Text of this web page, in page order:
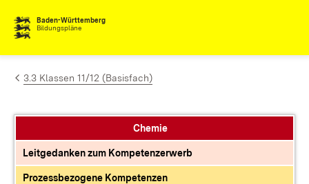
Zum Inhalt springen
Baden-Württemberg
Bildungspläne
3.3 Klassen 11/12 (Basisfach)
Chemie
Leitgedanken zum Kompetenzerwerb
Prozessbezogene Kompetenzen